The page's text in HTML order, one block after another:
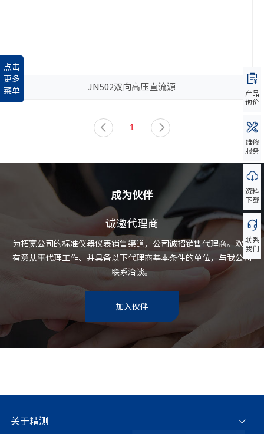
点击
更多
菜单
JN502双向高压直流源
1
成为伙伴
诚邀代理商
为拓宽公司的标准仪器仪表销售渠道，公司诚招销售代理商。欢迎
有意从事代理工作、并具备以下代理商基本条件的单位，与我公司
联系治谈。
加入伙伴
关于精测
产品
询价
维修
服务
资料
下载
联系
我们